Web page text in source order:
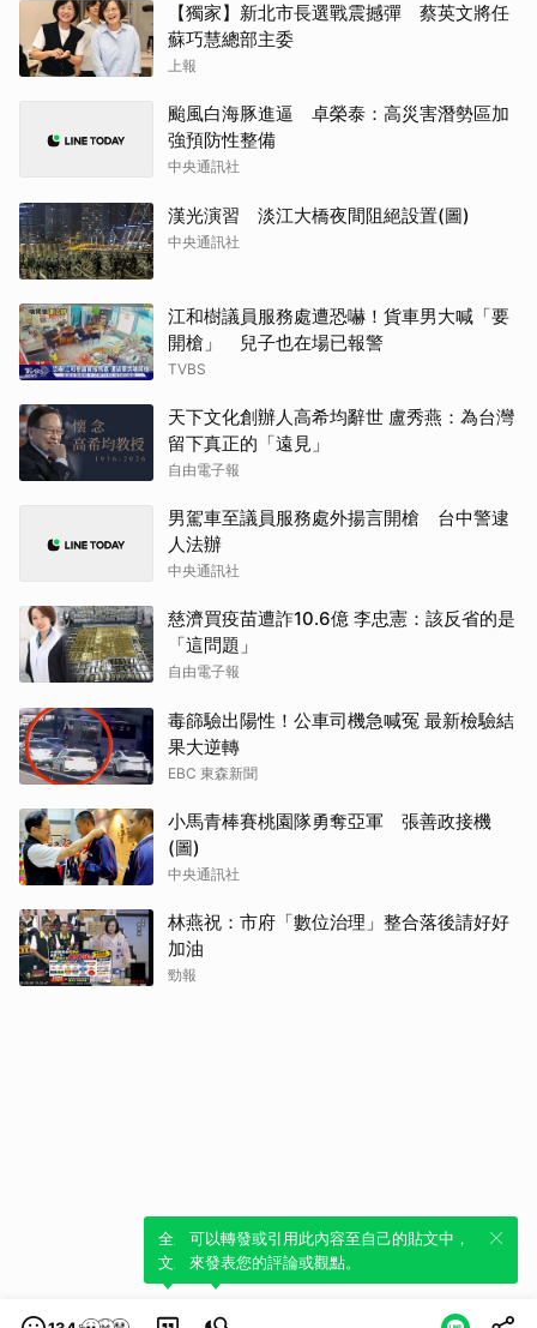
【獨家】新北市長選戰震撼彈 蔡英文將任
蘇巧慧總部主委
上報
颱風白海豚進逼 卓榮泰：高災害潛勢區加
強預防性整備
中央通訊社
漢光演習 淡江大橋夜間阻絕設置(圖)
中央通訊社
江和樹議員服務處遭恐嚇！貨車男大喊「要
開槍」 兒子也在場已報警
TVBS
天下文化創辦人高希均辭世 盧秀燕：為台灣
留下真正的「遠見」
自由電子報
男駕車至議員服務處外揚言開槍 台中警逮
人法辦
中央通訊社
慈濟買疫苗遭詐10.6億 李忠憲：該反省的是
「這問題」
自由電子報
毒篩驗出陽性！公車司機急喊冤 最新檢驗結
果大逆轉
EBC 東森新聞
小馬青棒賽桃園隊勇奪亞軍 張善政接機
(圖)
中央通訊社
林燕祝：市府「數位治理」整合落後請好好
加油
勁報
全新體驗！一鍵引用此內容，透過發布貼
文來輕鬆表達個人立場。
可以轉發或引用此內容至自己的貼文中，
來發表您的評論或觀點。